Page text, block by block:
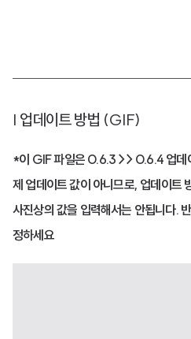
| 업데이트 방법 (GIF)
*이 GIF 파일은 0.6.3 >> 0.6.4 업데
제 업데이트 값이 아니므로, 업데이트
사진상의 값을 입력해서는 안됩니다.
정하세요